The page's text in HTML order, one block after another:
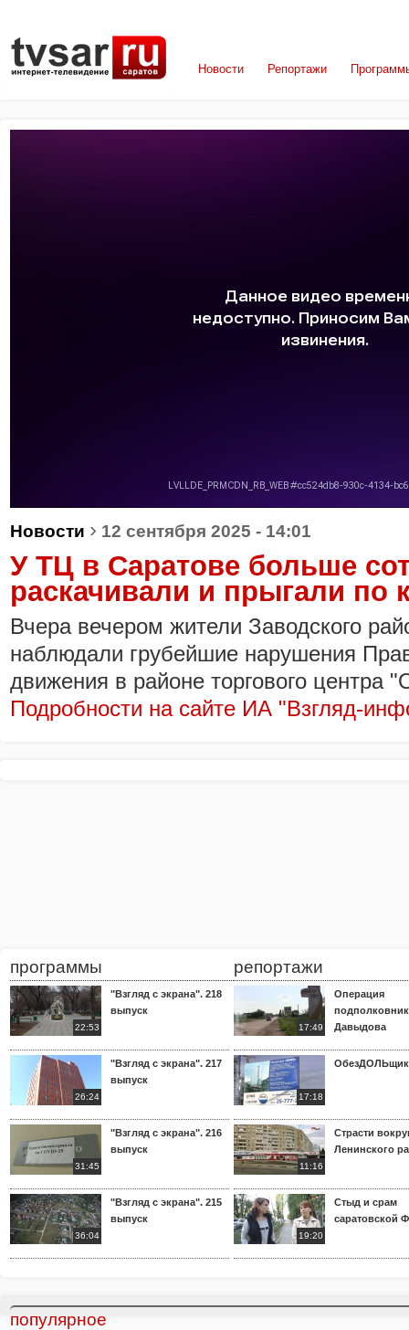
Новости Репортажи
Новости › 12 сентября 2025 - 14:01
У ТЦ в Саратове больше
раскачивали и прыгали по
Вчера вечером жители Заводского
наблюдали грубейшие нарушения
движения в районе торгового центра
Подробности на сайте ИА "Взгляд-
программы
22:53
"Взгляд с экрана". 218
выпуск
26:24
"Взгляд с экрана". 217
выпуск
31:45
"Взгляд с экрана". 216
выпуск
36:04
"Взгляд с экрана". 215
выпуск
репортажи
17:49
Операция
Давыдова
17:18
11:16
Страсти
Ленинского
19:20
Стыд и срам
саратовской
популярное